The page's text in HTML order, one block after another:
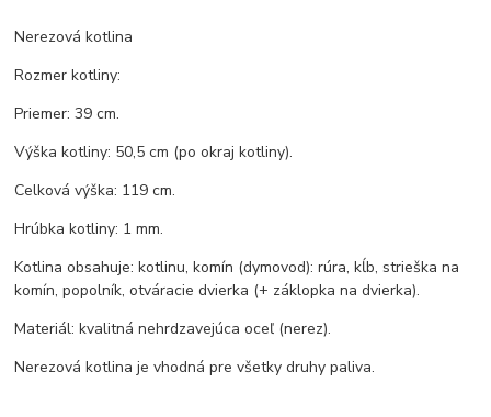
Nerezová kotlina
Rozmer kotliny:
Priemer: 39 cm.
Výška kotliny: 50,5 cm (po okraj kotliny).
Celková výška: 119 cm.
Hrúbka kotliny: 1 mm.
Kotlina obsahuje: kotlinu, komín (dymovod): rúra, kĺb, strieška na
komín, popolník, otváracie dvierka (+ záklopka na dvierka).
Materiál: kvalitná nehrdzavejúca oceľ (nerez).
Nerezová kotlina je vhodná pre všetky druhy paliva.